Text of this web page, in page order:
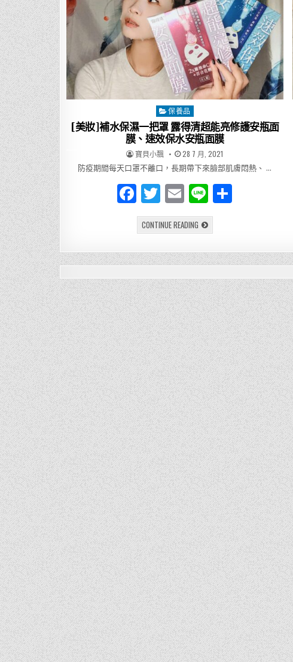
Posted
in
保養品
[美妝]補水保濕一把罩 露得清超能亮修護安瓶面
膜、速效保水安瓶面膜
AUTHOR:
寶貝小飄 PUBLISHED
DATE:
28 7 月, 2021
防疫期間每天口罩不離口，長期帶下來臉部肌膚悶熱、 …
F
a
c
e
b
o
o
k
T
w
it
te
r
E
m
ai
l
Li
n
e
CONTINUE READING[美
妝]
保
濕
把
罩
露
得
清
超
能
亮
修
護
安
瓶
面
膜、
速
效
保
水
安
瓶
面
膜